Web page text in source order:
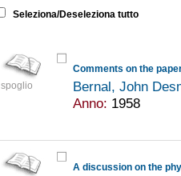
Seleziona/Deseleziona tutto
spoglio
Comments on the
Bernal, John
Anno: 1958
A discussion on the